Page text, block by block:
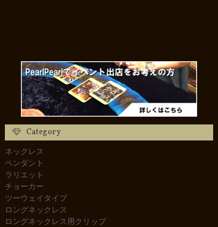
Category
ネックレス
ペンダント
ラリエット
チョーカー
ツーウェイタイプ
ロングネックレス
ロングネックレス用クリップ